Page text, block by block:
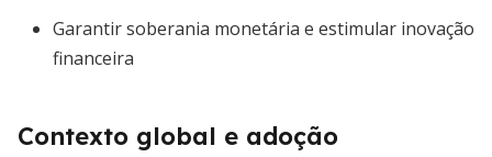
Garantir soberania monetária e estimular inovação
financeira
Contexto global e adoção